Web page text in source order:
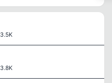
3.5K
3.8K